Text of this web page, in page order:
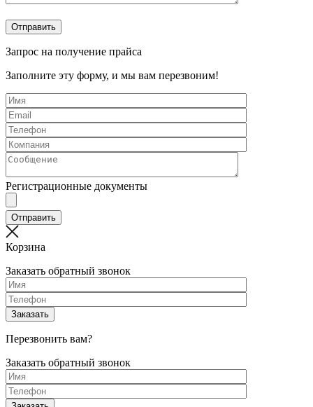
Запрос на получение прайса
Заполните эту форму, и мы вам перезвоним!
Регистрационные документы
Корзина
Заказать обратный звонок
Перезвонить вам?
Заказать обратный звонок